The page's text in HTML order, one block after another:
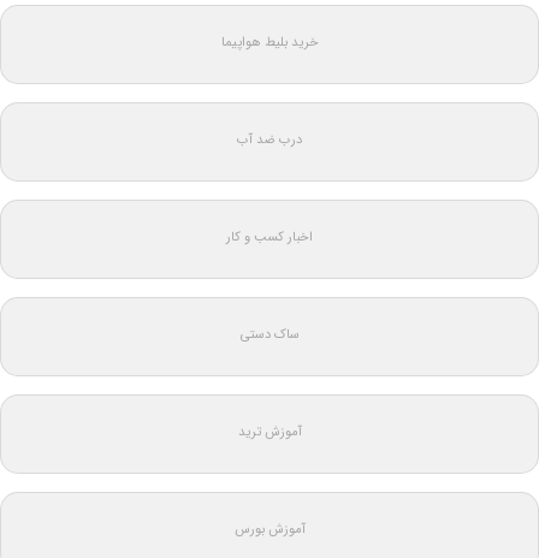
خرید بلیط هواپیما
درب ضد آب
اخبار کسب و کار
ساک دستی
آموزش ترید
آموزش بورس